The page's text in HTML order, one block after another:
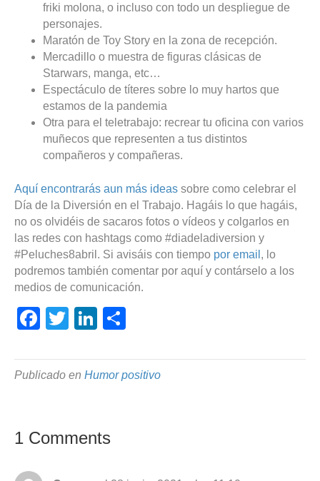
friki molona, o incluso con todo un despliegue de
personajes.
Maratón de Toy Story en la zona de recepción.
Mercadillo o muestra de figuras clásicas de
Starwars, manga, etc…
Espectáculo de títeres sobre lo muy hartos que
estamos de la pandemia
Otra para el teletrabajo: recrear tu oficina con varios
muñecos que representen a tus distintos
compañeros y compañeras.
Aquí encontrarás aun más ideas sobre como celebrar el
Día de la Diversión en el Trabajo. Hagáis lo que hagáis,
no os olvidéis de sacaros fotos o vídeos y colgarlos en
las redes con hashtags como #diadeladiversion y
#Peluches8abril. Si avisáis con tiempo por email , lo
podremos también comentar por aquí y contárselo a los
medios de comunicación.
F
c
e
o
T
tt
er
Li
k
e
n
m
p
Publicado en Humor positivo
1 Comments